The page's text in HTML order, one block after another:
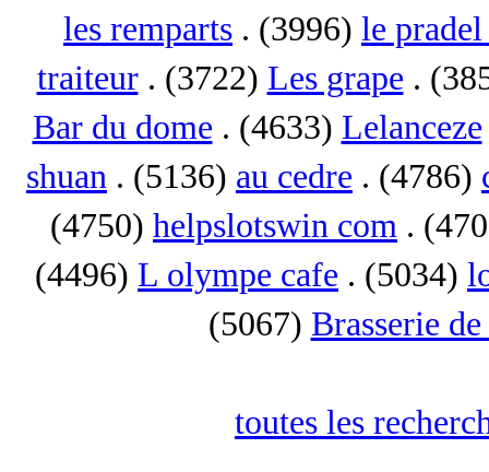
les remparts . (3996) le
traiteur. (3722) Les grape .
Bar du dome . (4633) Lelanceze
shuan . (5136) au cedre . (4786)
(4750) helpslotswin com .
(4496) L olympe cafe . (5034)
(5067) Brasserie
toutes les